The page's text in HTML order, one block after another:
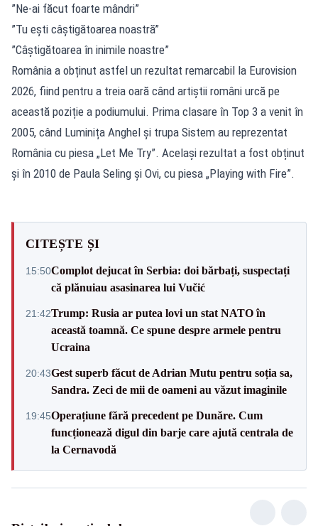
”Ne-ai făcut foarte mândri”
”Tu ești câștigătoarea noastră”
”Câștigătoarea în inimile noastre”
România a obținut astfel un rezultat remarcabil la Eurovision
2026, fiind pentru a treia oară când artiștii români urcă pe
această poziție a podiumului. Prima clasare în Top 3 a venit în
2005, când Luminița Anghel și trupa Sistem au reprezentat
România cu piesa „Let Me Try”. Același rezultat a fost obținut
și în 2010 de Paula Seling și Ovi, cu piesa „Playing with Fire”.
CITEȘTE ȘI
15:50Complot dejucat în Serbia: doi bărbați, suspectați
că plănuiau asasinarea lui Vučić
21:42Trump: Rusia ar putea lovi un stat NATO în
această toamnă. Ce spune despre armele pentru
Ucraina
20:43Gest superb făcut de Adrian Mutu pentru soția sa,
Sandra. Zeci de mii de oameni au văzut imaginile
19:45Operațiune fără precedent pe Dunăre. Cum
funcționează digul din barje care ajută centrala de
la Cernavodă